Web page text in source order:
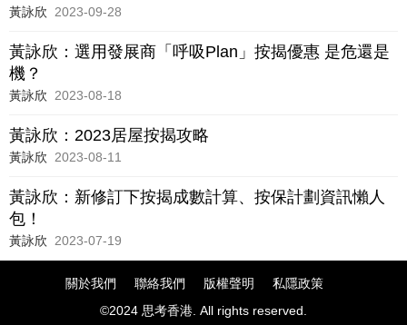
黃詠欣 2023-09-28
黃詠欣：選用發展商「呼吸Plan」按揭優惠 是危還是
機？
黃詠欣 2023-08-18
黃詠欣：2023居屋按揭攻略
黃詠欣 2023-08-11
黃詠欣：新修訂下按揭成數計算、按保計劃資訊懶人
包！
黃詠欣 2023-07-19
關於我們 聯絡我們 版權聲明
私隱政策
©2024 思考香港. All rights reserved.